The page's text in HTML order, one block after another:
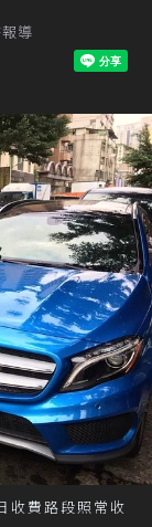
導
收費路段照常收